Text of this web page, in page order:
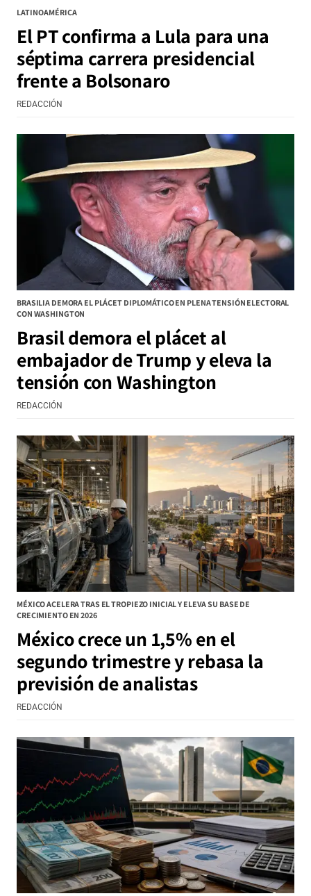
LATINOAMÉRICA
El PT confirma a Lula para una
séptima carrera presidencial
frente a Bolsonaro
REDACCIÓN
BRASILIA DEMORA EL PLÁCET DIPLOMÁTICO EN PLENA TENSIÓN ELECTORAL
CON WASHINGTON
Brasil demora el plácet al
embajador de Trump y eleva la
tensión con Washington
REDACCIÓN
MÉXICO ACELERA TRAS EL TROPIEZO INICIAL Y ELEVA SU BASE DE
CRECIMIENTO EN 2026
México crece un 1,5% en el
segundo trimestre y rebasa la
previsión de analistas
REDACCIÓN